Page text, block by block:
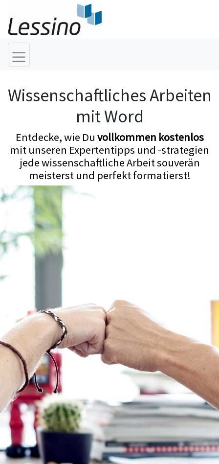
Wissenschaftliches Arbeiten
mit Word
Entdecke, wie Du vollkommen kostenlos
mit unseren Expertentipps und -strategien
jede wissenschaftliche Arbeit souverän
meisterst und perfekt formatierst!